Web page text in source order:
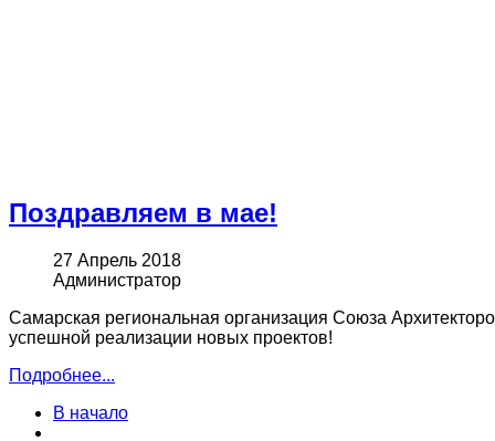
Поздравляем в мае!
27 Апрель 2018
Администратор
Самарская региональная организация Союза
успешной реализации новых проектов!
Подробнее...
В начало